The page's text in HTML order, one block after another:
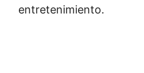
entretenimiento.